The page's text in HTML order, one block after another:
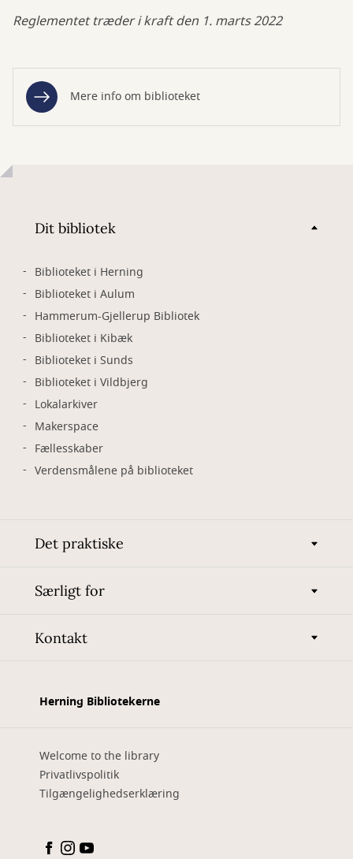
Reglementet træder i kraft den 1. marts 2022
Mere info om biblioteket
Dit bibliotek
Biblioteket i Herning
Biblioteket i Aulum
Hammerum-Gjellerup Bibliotek
Biblioteket i Kibæk
Biblioteket i Sunds
Biblioteket i Vildbjerg
Lokalarkiver
Makerspace
Fællesskaber
Verdensmålene på biblioteket
Det praktiske
Særligt for
Kontakt
Herning Bibliotekerne
Welcome to the library
Privatlivspolitik
Tilgængelighedserklæring